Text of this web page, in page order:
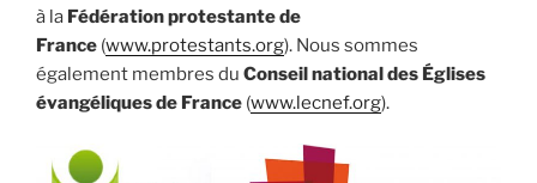
à la Fédération protestante de
France (www.protestants.org). Nous sommes
également membres du Conseil national des Églises
évangéliques de France (www.lecnef.org).